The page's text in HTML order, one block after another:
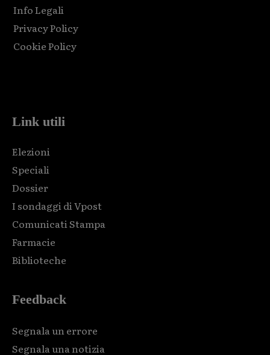
Info Legali
Privacy Policy
Cookie Policy
Link utili
Elezioni
Speciali
Dossier
I sondaggi di Vpost
Comunicati Stampa
Farmacie
Biblioteche
Feedback
Segnala un errore
Segnala una notizia